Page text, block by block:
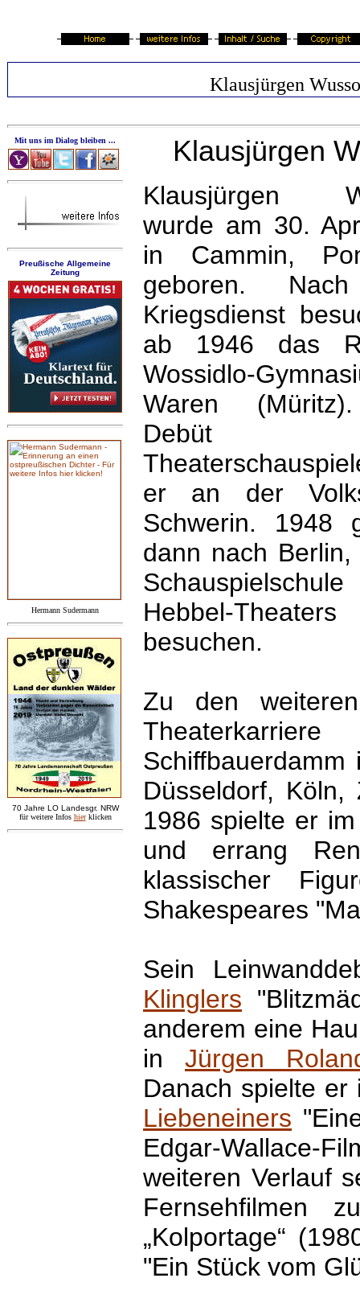
Klausjürgen
Mit uns im Dialog bleiben ...
Preußische Allgemeine
Zeitung
Hermann Sudermann
70 Jahre LO Landesgr. NRW
für weitere Infos hier klicken
Klausjürgen
Klausjürgen
wurde am 30.
in Cammin,
geboren.
Kriegsdienst
ab 1946 das
Wossidlo-
Waren
Debüt
er an der
Schwerin. 1948
dann nach
Hebbel-
besuchen.
Zu den
Düsseldorf,
1986 spielte er
und errang
klassischer
Shakespeares
Sein
Klinglers
anderem eine
in Jürgen
Danach spielte
Liebeneiners
Edgar-Wallace-
weiteren Verlauf
„Kolportage“
"Ein Stück vom